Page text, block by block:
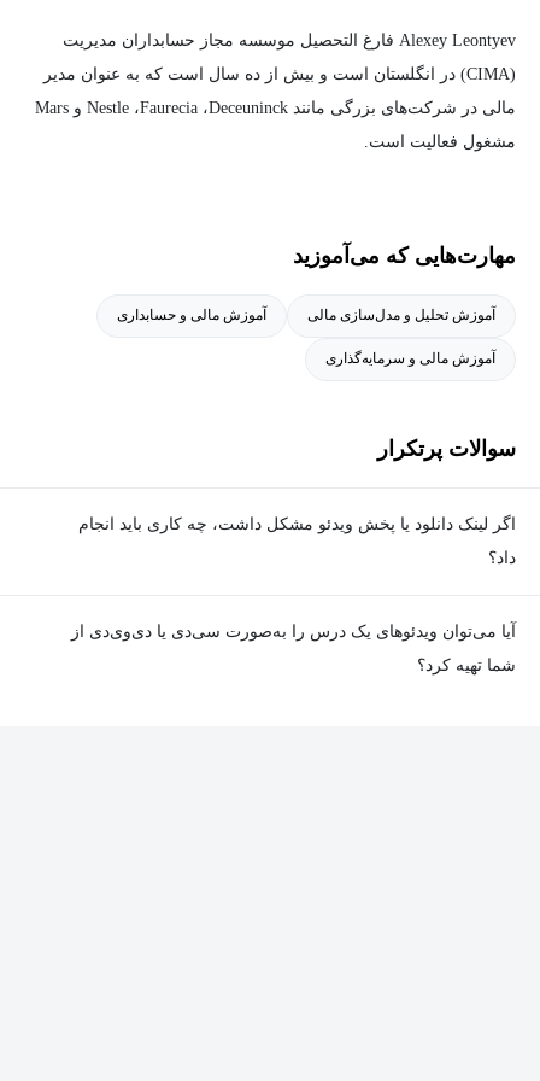
Alexey Leontyev فارغ التحصیل موسسه مجاز حسابداران مدیریت
(CIMA) در انگلستان است و بیش از ده سال است که به عنوان مدیر
مالی در شرکت‌های بزرگی مانند Nestle ،Faurecia ،Deceuninck و Mars
مشغول فعالیت است.
مهارت‌هایی که می‌آموزید
آموزش تحلیل و مدل‌سازی مالی آموزش مالی و حسابداری
آموزش مالی و سرمایه‌گذاری
سوالات پرتکرار
اگر لینک دانلود یا پخش ویدئو مشکل داشت، چه کاری باید انجام
داد؟
آیا می‌توان ویدئوهای یک درس را به‌صورت سی‌دی یا دی‌وی‌دی از
شما تهیه کرد؟